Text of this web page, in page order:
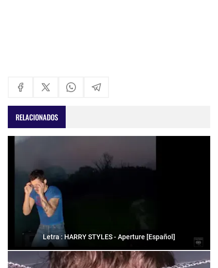
RELACIONADOS
Letra : HARRY STYLES - Aperture [Español]